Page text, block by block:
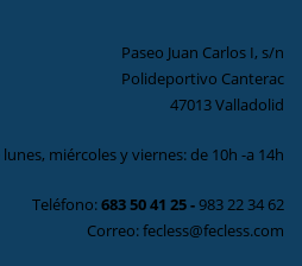
Paseo Juan Carlos I, s/n
Polideportivo Canterac
47013 Valladolid
lunes, miércoles y viernes: de 10h -a 14h
Teléfono:683 50 41 25-983 22 34 62
Correo: fecless@fecless.com